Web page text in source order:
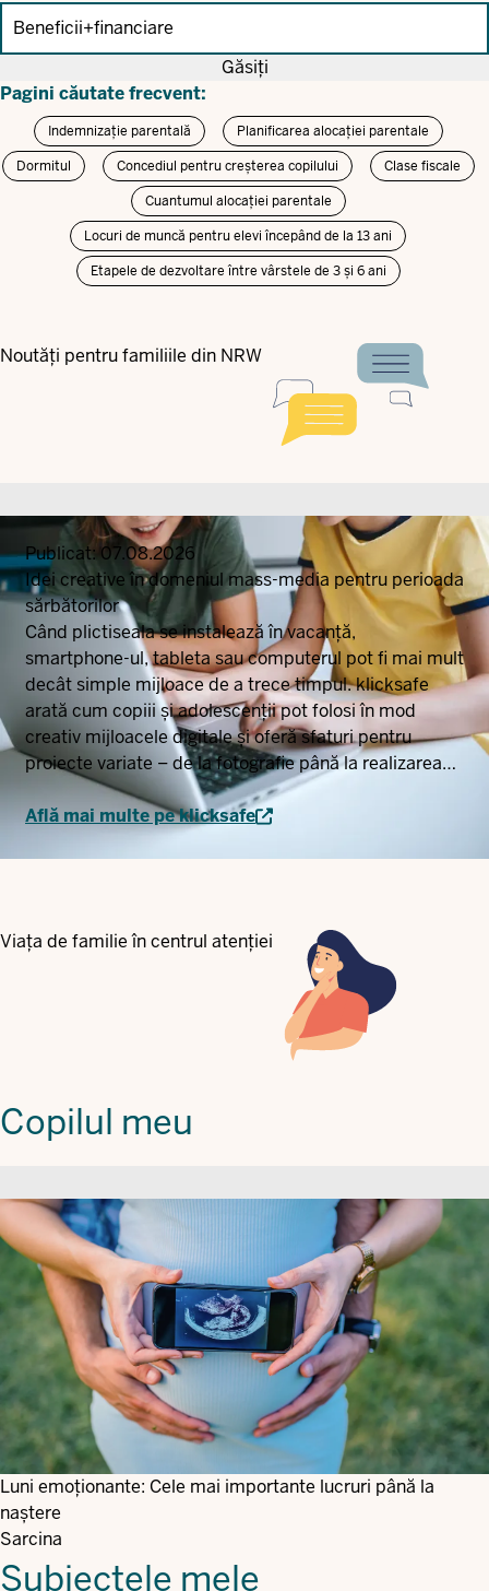
Găsiți
Pagini căutate frecvent:
Indemnizație parentală
Planificarea alocației parentale
Dormitul
Concediul pentru creșterea copilului
Clase fiscale
Cuantumul alocației parentale
Locuri de muncă pentru elevi începând de la 13 ani
Etapele de dezvoltare între vârstele de 3 și 6 ani
Noutăți pentru familiile din NRW
Publicat:07.08.2026
Idei creative în domeniul mass-media pentru perioada
sărbătorilor
Când plictiseala se instalează în vacanță,
smartphone-ul, tableta sau computerul pot fi mai mult
decât simple mijloace de a trece timpul. klicksafe
arată cum copiii și adolescenții pot folosi în mod
creativ mijloacele digitale și oferă sfaturi pentru
proiecte variate – de la fotografie până la realizarea
propriilor piese radiofonice sau animații.
Află mai multe pe klicksafe
Viața de familie în centrul atenției
Copilul meu
Luni emoționante: Cele mai importante lucruri până la
naștere
Sarcina
Subiectele mele